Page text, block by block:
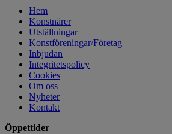
Hem
Konstnärer
Utställningar
Konstföreningar/Företag
Inbjudan
Integritetspolicy
Cookies
Om oss
Nyheter
Kontakt
Öppettider